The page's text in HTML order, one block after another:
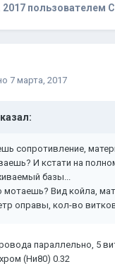
2017 пользователем
7 марта, 2017
сопротивление,
И кстати на
базы...
мотаешь? Вид койла,
оправы, кол-во
параллельно, 5
(Ни80) 0.32